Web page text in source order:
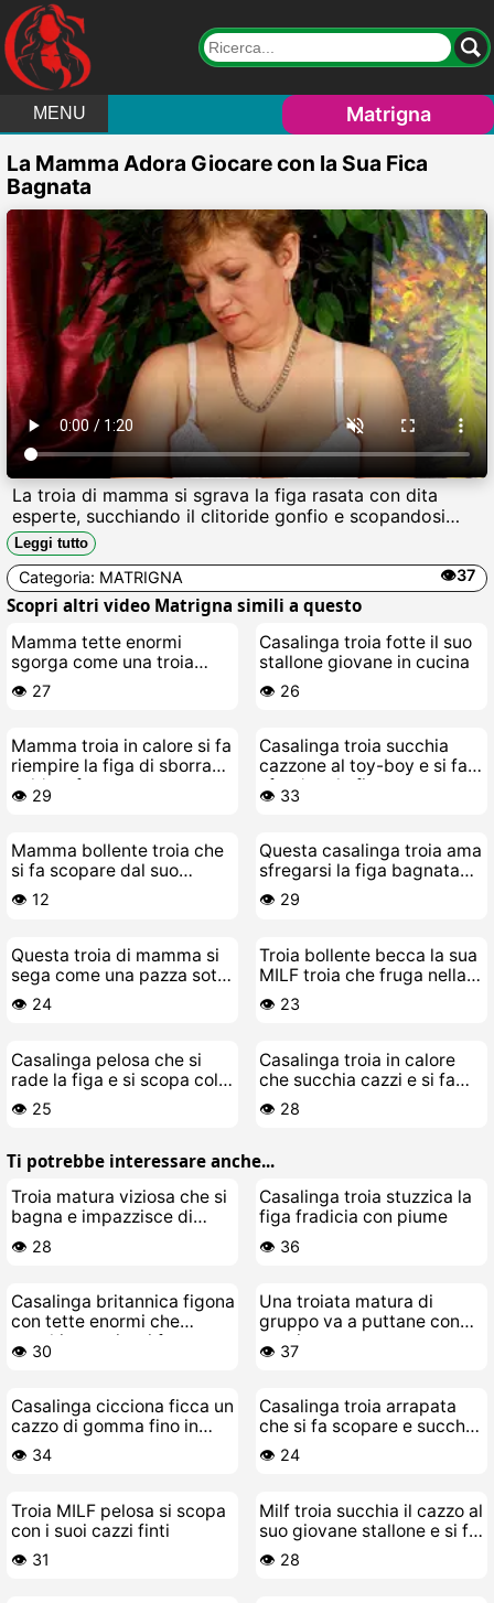
MENU Matrigna
La Mamma Adora Giocare con la Sua Fica
Bagnata
La troia di mamma si sgrava la figa rasata con dita
esperte, succhiando il clitoride gonfio e scopandosi
forte fino a schizzareare sborra calda sul letto,
gemendo cazzo sì.
Leggi tutto
Categoria: MATRIGNA 👁️37
Scopri altri video Matrigna simili a questo
Mamma tette enormi
sgorga come una troia
quando sborra
👁️ 27
Casalinga troia fotte il suo
stallone giovane in cucina
👁️ 26
Mamma troia in calore si fa
riempire la figa di sborra
calda e fresca
👁️ 29
Casalinga troia succhia
cazzone al toy-boy e si fa
sfondare la figa
👁️ 33
Mamma bollente troia che
si fa scopare dal suo
stallone
👁️ 12
Questa casalinga troia ama
sfregarsi la figa bagnata
sotto la doccia
👁️ 29
Questa troia di mamma si
sega come una pazza sotto
la doccia
👁️ 24
Troia bollente becca la sua
MILF troia che fruga nella
sua stanza
👁️ 23
Casalinga pelosa che si
rade la figa e si scopa col
cazzo finto
👁️ 25
Casalinga troia in calore
che succhia cazzi e si fa
scopare in POV ravvicinato
👁️ 28
Ti potrebbe interessare anche...
Troia matura viziosa che si
bagna e impazzisce di
cazzo
👁️ 28
Casalinga troia stuzzica la
figa fradicia con piume
👁️ 36
Casalinga britannica figona
con tette enormi che
succhia cazzi e si fa
scopare
👁️ 30
Una troiata matura di
gruppo va a puttane con
cazzi ovunque
👁️ 37
Casalinga cicciona ficca un
cazzo di gomma fino in
fondo nella sua figa
slabbrata
👁️ 34
Casalinga troia arrapata
che si fa scopare e succhia
carichi multipli di sborra
👁️ 24
Troia MILF pelosa si scopa
con i suoi cazzi finti
👁️ 31
Milf troia succhia il cazzo al
suo giovane stallone e si fa
scopare la figa pelosa
👁️ 28